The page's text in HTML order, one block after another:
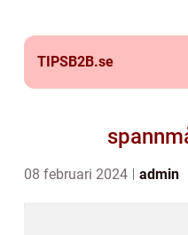
TIPSB2B.se
08 februari 2024 admin